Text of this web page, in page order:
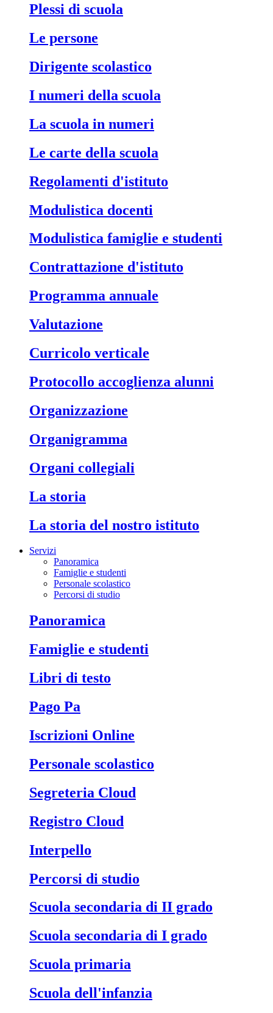
Plessi di scuola
Le persone
Dirigente scolastico
I numeri della scuola
La scuola in numeri
Le carte della scuola
Regolamenti d'istituto
Modulistica docenti
Modulistica famiglie e studenti
Contrattazione d'istituto
Programma annuale
Valutazione
Curricolo verticale
Protocollo accoglienza alunni
Organizzazione
Organigramma
Organi collegiali
La storia
La storia del nostro istituto
Servizi
Panoramica
Famiglie e studenti
Personale scolastico
Percorsi di studio
Panoramica
Famiglie e studenti
Libri di testo
Pago Pa
Iscrizioni Online
Personale scolastico
Segreteria Cloud
Registro Cloud
Interpello
Percorsi di studio
Scuola secondaria di II grado
Scuola secondaria di I grado
Scuola primaria
Scuola dell'infanzia